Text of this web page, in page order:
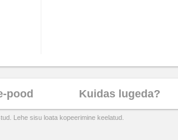
pood Kuidas lugeda?
Lehe sisu loata kopeerimine keelatud.